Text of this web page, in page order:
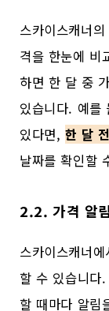
스카이스캐너의
격을 한눈에 비
하면 한 달 중
있습니다. 예를
있다면,한 달
날짜를 확인할
2.2. 가격 알
스카이스캐너
할 수 있습니다
할 때마다 알림